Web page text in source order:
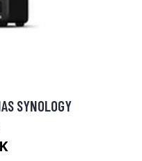
SYNOLOGY